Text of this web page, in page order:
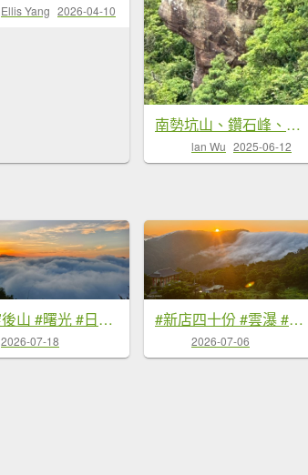
Ellis Yang 2026-04-10
南勢坑山、鑽石峰、人面頭山、獅公髻尾山O走
lan Wu 2025-06-12
#石碇後山 #曙光 #日出 #雲海 7/18
2026-07-18
#新店四十份 #雲瀑 #翡翠水庫壩頂 #日出 #雲海 #觀音圈 7/6&7&19
2026-07-06